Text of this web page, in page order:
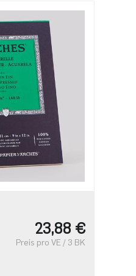
23,88 €
Preis pro VE / 3 BK